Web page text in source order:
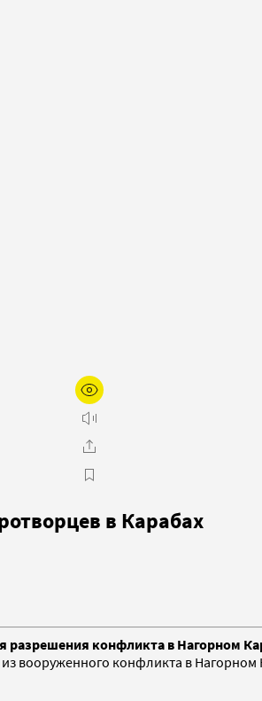
в Карабах
конфликта в Нагорном
вооруженного конфликта в Нагорном